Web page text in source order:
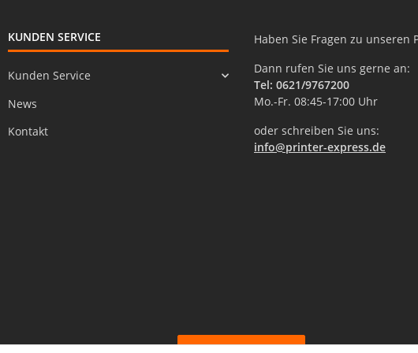
KUNDEN SERVICE
Kunden Service
News
Kontakt
Haben Sie Fragen zu unseren
Dann rufen Sie uns gerne an:
Tel: 0621/9767200
Mo.-Fr. 08:45-17:00 Uhr
oder schreiben Sie uns:
info@printer-express.de